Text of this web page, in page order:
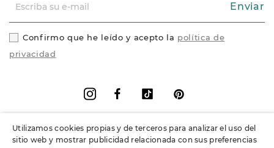
Información
Enviar
Confirmo que he leído y acepto la política de
privacidad
FacebookVimeo
Instagram
Utilizamos cookies propias y de terceros para analizar el uso del
sitio web y mostrar publicidad relacionada con sus preferencias